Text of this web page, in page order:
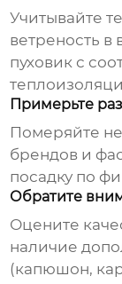
Учитывайте
ветреность
пуховик с
Примерьте
Померяйте
брендов и
посадку по
Обратите
Оцените
наличие
(капюшон,